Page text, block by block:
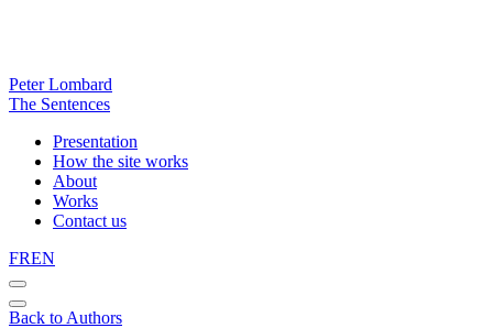
Peter Lombard
The Sentences
Presentation
How the site works
About
Works
Contact us
FREN
Back to Authors